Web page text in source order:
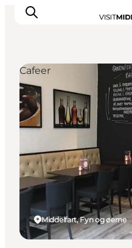
Oplevelser
Mad og drikke
Overnatning
Det Sker
Book oplevelse
Møde og
Middelfart, Fyn og øerne
Cafeer